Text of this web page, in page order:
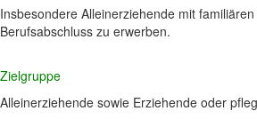
Insbesondere Alleinerziehende mit
Berufsabschluss zu erwerben.
Zielgruppe
Alleinerziehende sowie Erziehende oder